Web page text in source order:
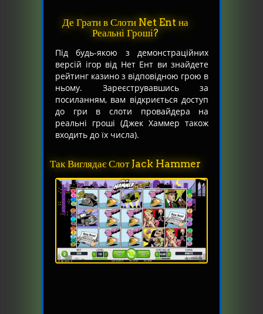
Де Грати в Слоти Net Ent на
Реальні Гроші?
Під будь-якою з демонстраційних
версій ігор від Нет Ент ви знайдете
рейтинг казино з відповідною грою в
ньому. Зареєструвавшись за
посиланням, вам відкриється доступ
до гри в слоти провайдера на
реальні гроші (Джек Хаммер також
входить до їх числа).
Так Виглядає Слот Jack Hammer